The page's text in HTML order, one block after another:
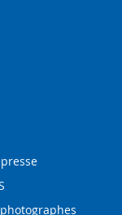
photographes